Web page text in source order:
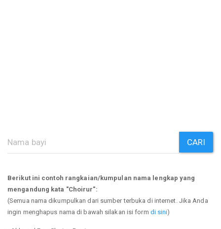
CARI
Berikut ini contoh rangkaian/kumpulan nama lengkap yang
mengandung kata "Choirur":
(Semua nama dikumpulkan dari sumber terbuka di internet. Jika Anda
ingin menghapus nama di bawah silakan isi form di sini)